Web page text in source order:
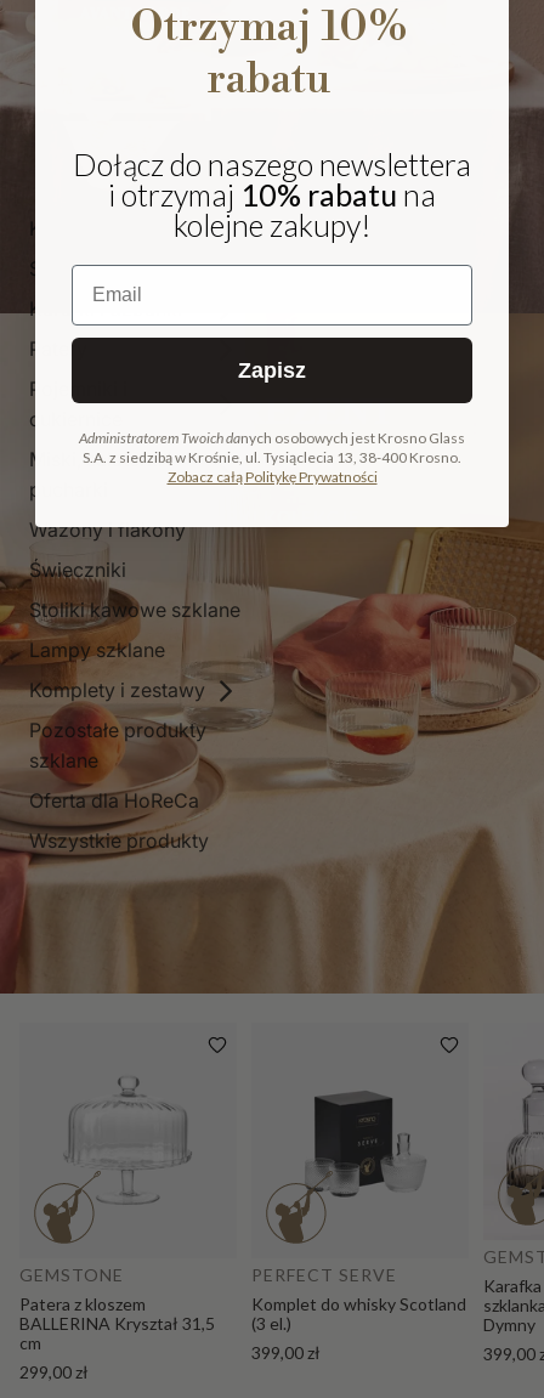
Kieliszki i pokale
Szklanki
Karafki i dzbanki
Patery
Pojemniki i
cukiernice
Miski, salaterki i
pucharki
Wazony i flakony
Świeczniki
Stoliki kawowe szklane
Lampy szklane
Komplety i zestawy
Pozostałe produkty
szklane
Oferta dla HoReCa
Wszystkie produkty
NA PREZENT
COLLECTION
Dodaj do koszyka
GEMSTONE
Patera z kloszem
BALLERINA Kryształ 31,5
cm
299,00 zł
PERFECT SERVE
Komplet do whisky Scotland
(3 el.)
399,00 zł
Dymny
399,00
Otrzymaj 10%
rabatu
Dołącz do naszego newslettera
i otrzymaj 10% rabatu na
kolejne zakupy!
Email
Zapisz
Administratorem Twoich danych osobowych jest Krosno Glass
S.A. z siedzibą w Krośnie, ul. Tysiąclecia 13, 38-400 Krosno.
Zobacz całą Politykę Prywatności